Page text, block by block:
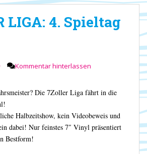
LIGA: 4. Spieltag
Kommentar hinterlassen
Die 7Zoller Liga fährt in die
Halbzeitshow, kein Videobeweis und
dabei! Nur feinstes 7″ Vinyl präsentiert
Bestform!